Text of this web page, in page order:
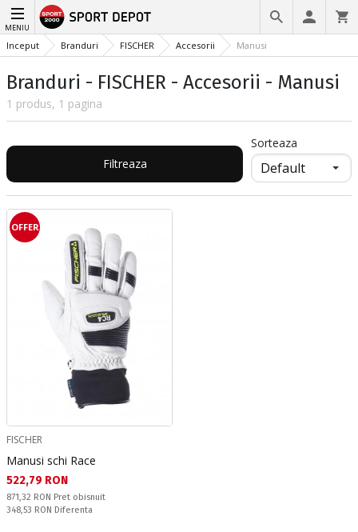
MENIU
Inceput Branduri FISCHER Accesorii Manusi
Branduri - FISCHER - Accesorii - Manusi
1 produs, 1 pagina
Filtreaza
Sorteaza
OFFER
FISCHER
Manusi schi Race
Текуща цена:
522,79 RON
Pret obisnuit:
871,32 RON Pret obisnuit
Спестявате:
348,53 RON Diferenta